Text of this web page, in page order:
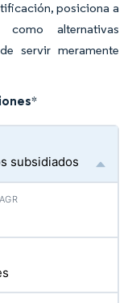
posiciona a
alternativas
servir meramente
*
subsidiados